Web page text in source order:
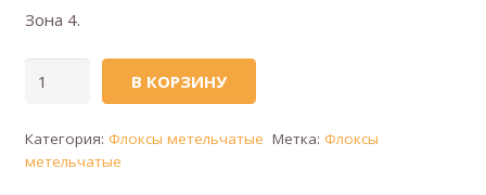
Зона 4.
метельчатый
В КОРЗИНУ
Категория: Флоксы метельчатые Метка: Флоксы
метельчатые